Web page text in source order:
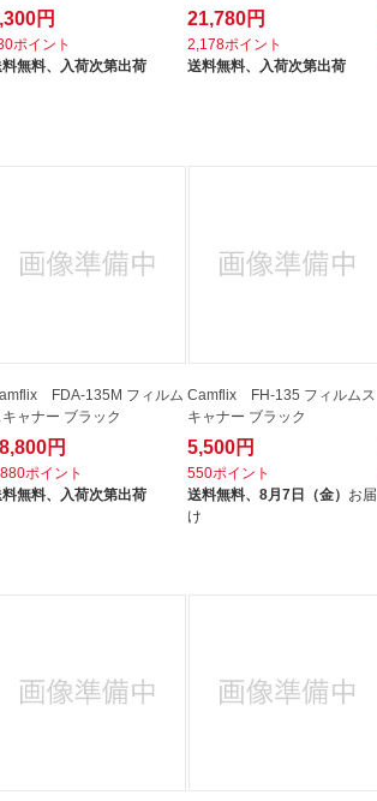
円
ポイント
無料、 入荷次第出荷
21,780円
2,178ポイント
送料無料、 入荷次第出荷
FDA-135M フィルム
キャナー ブラック
円
ポイント
無料、
入荷次第出荷
Camflix FH-135 フィルムス
キャナー ブラック
5,500円
550ポイント
送料無料、8月7日（金） お届
け